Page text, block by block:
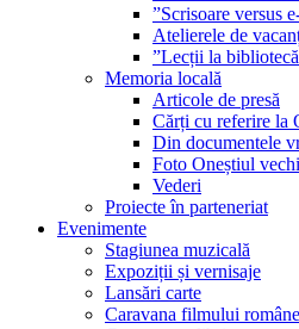
”Scrisoare versus
Atelierele de
”Lecții la
Memoria locală
Articole de presă
Cărți cu referire la
Din documentele
Foto Oneștiul vechi
Vederi
Proiecte în parteneriat
Evenimente
Stagiunea muzicală
Expoziții și vernisaje
Lansări carte
Caravana filmului